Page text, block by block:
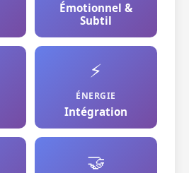
Émotionnel &
Subtil
⚡
ÉNERGIE
Intégration
🤝